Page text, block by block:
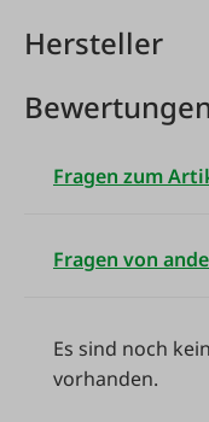
Hersteller
Fragen zum
Fragen von
Es sind noch
vorhanden.